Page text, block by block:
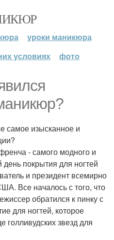
уроки маникюра
условиях
фото
самое изысканное и
- самого модного и
покрытия для ногтей
и президент всемирно
Все началось с того, что
обратился к пинку с
для ногтей, которое
звезд для